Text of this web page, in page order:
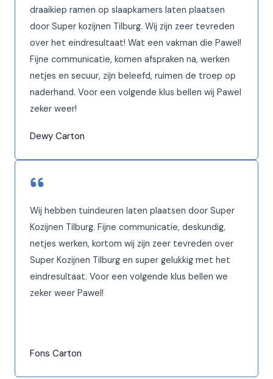
draaikiep ramen op slaapkamers laten plaatsen
door Super kozijnen Tilburg. Wij zijn zeer tevreden
over het eindresultaat! Wat een vakman die Pawel!
Fijne communicatie, komen afspraken na, werken
netjes en secuur, zijn beleefd, ruimen de troep op
naderhand. Voor een volgende klus bellen wij Pawel
zeker weer!
Dewy Carton
Wij hebben tuindeuren laten plaatsen door Super
Kozijnen Tilburg. Fijne communicatie, deskundig,
netjes werken, kortom wij zijn zeer tevreden over
Super Kozijnen Tilburg en super gelukkig met het
eindresultaat. Voor een volgende klus bellen we
zeker weer Pawel!
Fons Carton